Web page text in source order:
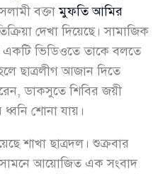
বক্তামুফতি আমির
দেখা দিয়েছে। সামাজিক
একটি ভিডিওতে তাকে বলতে
ছাত্রলীগ আজান দিতে
ডাকসুতে শিবির জয়ী
শোনা যায়।
শাখা ছাত্রদল। শুক্রবার
সামনে আয়োজিত এক সংবাদ